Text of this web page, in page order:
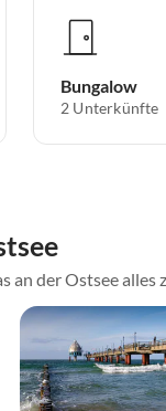
Bungalow
2 Unterkünfte
an der Ostsee alles